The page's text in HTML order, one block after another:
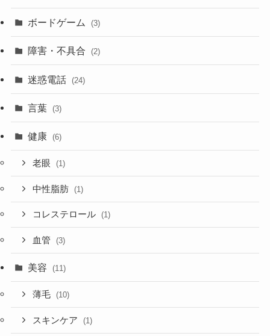
ボードゲーム (3)
障害・不具合 (2)
迷惑電話 (24)
言葉 (3)
健康 (6)
老眼 (1)
中性脂肪 (1)
コレステロール (1)
血管 (3)
美容 (11)
薄毛 (10)
スキンケア (1)